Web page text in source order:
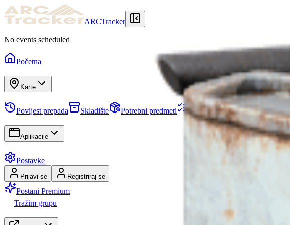
ARCTracker
No events scheduled
Početna
Karte
Povijest prepada Skladište Potrebni predmeti Zadaci Sklonište Projekti
Aplikacije
Postavke
Prijavi se Registriraj se
Postani Premium
Tražim grupu